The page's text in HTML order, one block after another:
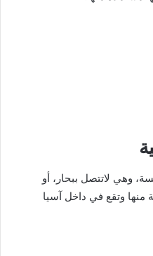
وهي لاتتصل ببحار، أو
وتقع في داخل آسيا